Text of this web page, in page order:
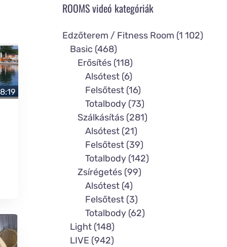
8:19
ROOMS videó kategóriák
Edzőterem / Fitness Room (1 102)
Basic (468)
Erősítés (118)
Alsótest (6)
Felsőtest (16)
Totalbody (73)
Szálkásítás (281)
Alsótest (21)
Felsőtest (39)
Totalbody (142)
Zsírégetés (99)
Alsótest (4)
Felsőtest (3)
Totalbody (62)
Light (148)
LIVE (942)